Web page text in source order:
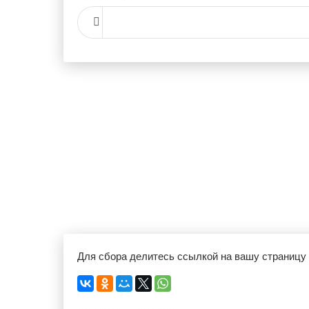
Для сбора делитесь ссылкой на вашу страницу